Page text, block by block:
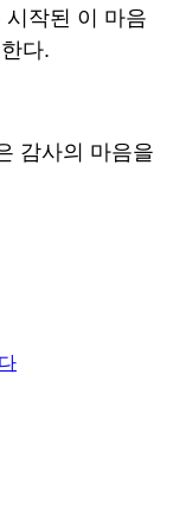
작된 이 마음
다.
감사의 마음을